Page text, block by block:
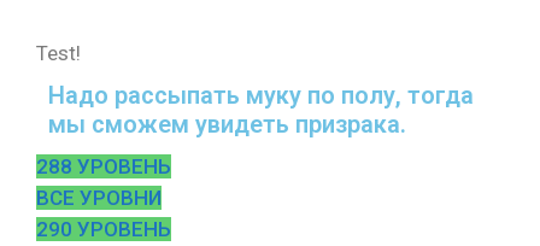
Test!
Надо рассыпать муку по полу, тогда
мы сможем увидеть призрака.
288 УРОВЕНЬ
ВСЕ УРОВНИ
290 УРОВЕНЬ